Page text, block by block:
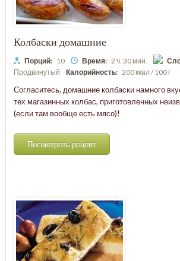
Колбаски домашние
Порций: 10 Время: 2 ч. 30 мин.
Продвинутый
Калорийность: 200 ккал / 100 г
Согласитесь, домашние колбаски намного
тех магазинных колбас, приготовленных
(если там вообще есть мясо)!
Посмотреть рецепт